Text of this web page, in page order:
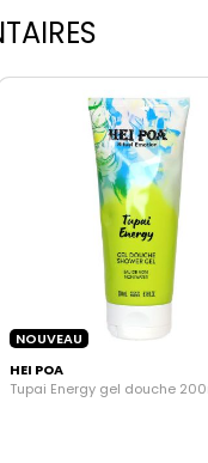
NOUVEAU
HEI POA
Tupai Energy gel douche